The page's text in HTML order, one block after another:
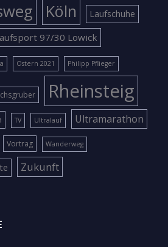
Köln Laufschuhe
97/30 Lowick
Ostern 2021 Philipp Pflieger
Rheinsteig
TV Ultralauf Ultramarathon
Vortrag Wanderweg
Zukunft